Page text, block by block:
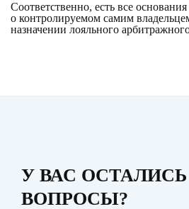
Соответственно, есть все
о контролируемом самим
назначении лояльного
У ВАС ОСТАЛИСЬ
ВОПРОСЫ?